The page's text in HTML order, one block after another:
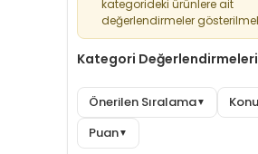
kategorideki ürünlere ait
değerlendirmeler
Kategori
Önerilen Sıralama▼ Konu
Puan▼